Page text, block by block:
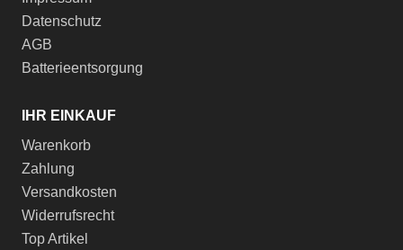
Datenschutz
AGB
Batterieentsorgung
IHR EINKAUF
Warenkorb
Zahlung
Versandkosten
Widerrufsrecht
Top Artikel